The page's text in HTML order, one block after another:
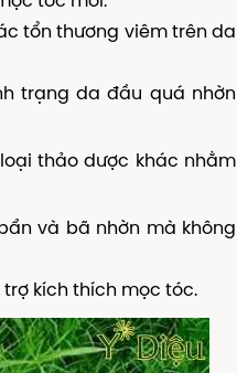
tổn thương viêm trên da
trạng da đầu quá nhờn
thảo dược khác nhằm
và bã nhờn mà không
kích thích mọc tóc.